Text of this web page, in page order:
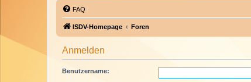
FAQ
ISDV-Homepage Foren
Anmelden
Benutzername: